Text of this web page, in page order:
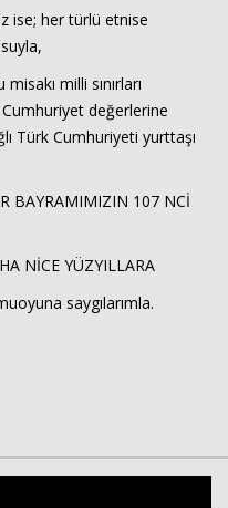
ise; her türlü etnise
milli sınırları
değerlerine
Türk Cumhuriyeti yurttaşı
BAYRAMIMIZIN 107 NCİ
NİCE YÜZYILLARA
saygılarımla.
sesiniz.